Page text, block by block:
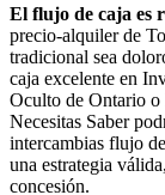
El flujo de caja es
precio-alquiler de
tradicional sea
caja excelente en
Oculto de Ontario
Necesitas Saber
intercambias flujo
una estrategia
concesión.